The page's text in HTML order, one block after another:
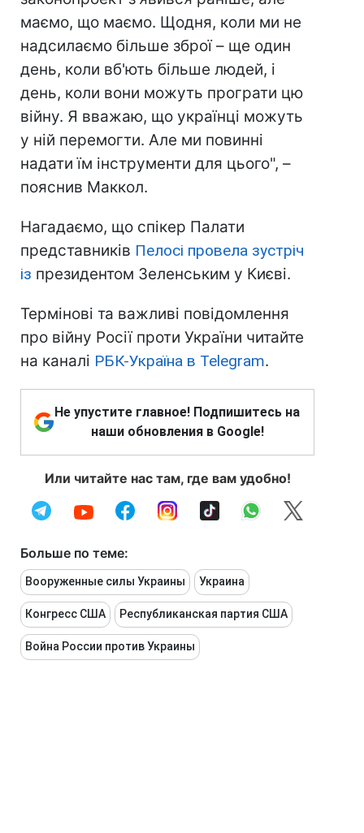
маємо, що маємо. Щодня, коли ми не
надсилаємо більше зброї – ще один
день, коли вб'ють більше людей, і
день, коли вони можуть програти цю
війну. Я вважаю, що українці можуть
у ній перемогти. Але ми повинні
надати їм інструменти для цього", –
пояснив Маккол.
Нагадаємо, що спікер Палати
представників Пелосі провела зустріч
із президентом Зеленським у Києві.
Термінові та важливі повідомлення
про війну Росії проти України читайте
на каналі РБК-Україна в Telegram.
Не упустите главное! Подпишитесь на
наши обновления в Google!
Или читайте нас там, где вам удобно!
Больше по теме:
Вооруженные силы Украины Украина
Конгресс США Республиканская партия США
Война России против Украины